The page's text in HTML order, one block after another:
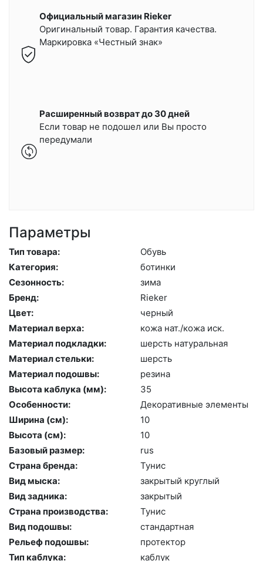
Официальный магазин Rieker
Оригинальный товар. Гарантия качества.
Маркировка «Честный знак»
Расширенный возврат до 30 дней
Если товар не подошел или Вы просто
передумали
Параметры
Тип товара:
Обувь
Категория:
бо­тин­ки
Сезонность:
зи­ма
Бренд:
Ri­eker
Цвет:
чер­ный
Материал верха:
ко­жа нат./ко­жа иск.
Материал подкладки:
шерсть на­тураль­ная
Материал стельки:
шерсть
Материал подошвы:
ре­зина
Высота каблука (мм):
35
Особенности:
Де­кора­тив­ные эле­мен­ты
Ширина (см):
10
Высота (cм):
10
Базовый размер:
rus
Страна бренда:
Ту­нис
Вид мыска:
зак­ры­тый круг­лый
Вид задника:
зак­ры­тый
Страна производства:
Ту­нис
Вид подошвы:
стан­дарт­ная
Рельеф подошвы:
про­тек­тор
Тип каблука:
каб­лук